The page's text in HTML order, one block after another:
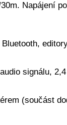
Napájení
signálu,
(součást